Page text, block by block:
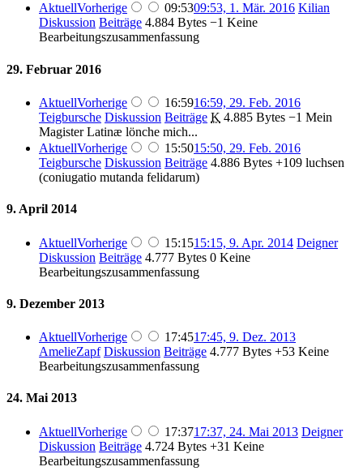
AktuellVorherige 09:5309:53, 1. Mär. 2016 Kilian
Diskussion Beiträge 4.884 Bytes −1 Keine
Bearbeitungszusammenfassung
29. Februar 2016
AktuellVorherige 16:5916:59, 29. Feb. 2016
Teigbursche Diskussion Beiträge K 4.885 Bytes −1 Mein
Magister Latinæ lönche mich...
AktuellVorherige 15:5015:50, 29. Feb. 2016
Teigbursche Diskussion Beiträge 4.886 Bytes +109 luchsen
(coniugatio mutanda felidarum)
9. April 2014
AktuellVorherige 15:1515:15, 9. Apr. 2014 Deigner
Diskussion Beiträge 4.777 Bytes 0 Keine
Bearbeitungszusammenfassung
9. Dezember 2013
AktuellVorherige 17:4517:45, 9. Dez. 2013
AmelieZapf Diskussion Beiträge 4.777 Bytes +53 Keine
Bearbeitungszusammenfassung
24. Mai 2013
AktuellVorherige 17:3717:37, 24. Mai 2013 Deigner
Diskussion Beiträge 4.724 Bytes +31 Keine
Bearbeitungszusammenfassung